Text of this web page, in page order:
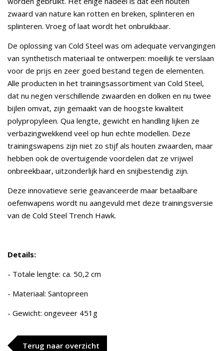
zwaard van nature kan rotten en breken, splinteren en
splinteren. Vroeg of laat wordt het onbruikbaar.
De oplossing van Cold Steel was om adequate vervangingen
van synthetisch materiaal te ontwerpen: moeilijk te verslaan
voor de prijs en zeer goed bestand tegen de elementen.
Alle producten in het trainingsassortiment van Cold Steel,
dat nu negen verschillende zwaarden en dolken en nu twee
bijlen omvat, zijn gemaakt van de hoogste kwaliteit
polypropyleen. Qua lengte, gewicht en handling lijken ze
verbazingwekkend veel op hun echte modellen. Deze
trainingswapens zijn niet zo stijf als houten zwaarden, maar
hebben ook de overtuigende voordelen dat ze vrijwel
onbreekbaar, uitzonderlijk hard en snijbestendig zijn.
Deze innovatieve serie geavanceerde maar betaalbare
oefenwapens wordt nu aangevuld met deze trainingsversie
van de Cold Steel Trench Hawk.
Details:
- Totale lengte: ca. 50,2 cm
- Materiaal: Santopreen
- Gewicht: ongeveer 451g
Terug naar overzicht